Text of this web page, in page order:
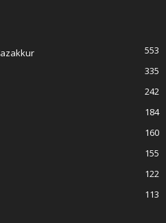
553
335
242
184
160
155
122
113